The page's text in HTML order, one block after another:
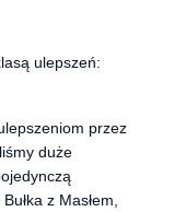
ulepszeń:
przez
duże
z Masłem,